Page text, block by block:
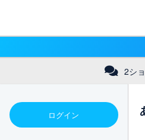
2シ
ログイン